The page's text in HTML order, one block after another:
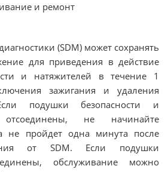
и ремонт
(SDM) может сохранять
для приведения в действие
и натяжителей в течение 1
зажигания и удаления
подушки безопасности и
не начинайте
не пройдет одна минута после
от SDM. Если подушки
обслуживание можно